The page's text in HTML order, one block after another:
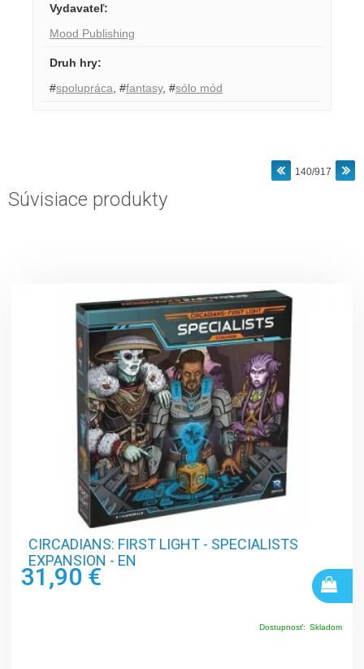
Vydavateľ:
Mood Publishing
Druh hry:
#spolupráca #fantasy, #sólo mód
140/917
Súvisiace produkty
CIRCADIANS: FIRST LIGHT - SPECIALISTS
EXPANSION - EN
31,90 €
Dostupnosť: Skladom